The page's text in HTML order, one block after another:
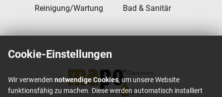
Reinigung/Wartung
Bad & Sanitär
Cookie-Einstellungen
Wir verwenden notwendige Cookies, um unsere Website
funktionsfähig zu machen. Diese werden automatisch installiert